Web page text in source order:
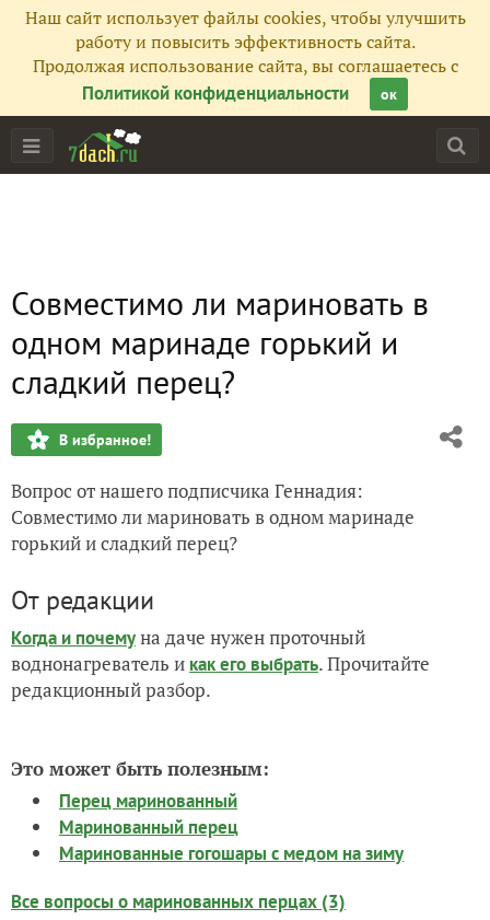
Наш сайт использует файлы cookies, чтобы улучшить
работу и повысить эффективность сайта.
Продолжая использование сайта, вы соглашаетесь с
Политикой конфиденциальности
ок
Совместимо ли мариновать в
одном маринаде горький и
сладкий перец?
В избранное!
Вопрос от нашего подписчика Геннадия:
Совместимо ли мариновать в одном маринаде
горький и сладкий перец?
От редакции
Когда и почемуна даче нужен проточный
воднонагреватель и как его выбрать. Прочитайте
редакционный разбор.
Это может быть полезным:
Перец маринованный
Маринованный перец
Маринованные гогошары с медом на зиму
Все вопросы о маринованных перцах (3)